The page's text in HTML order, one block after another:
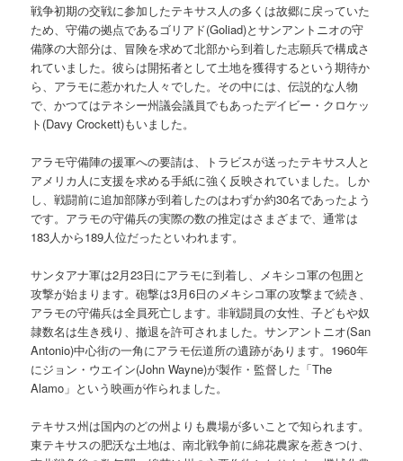
戦争初期の交戦に参加したテキサス人の多くは故郷に戻っていた
ため、守備の拠点であるゴリアド(Goliad)とサンアントニオの守
備隊の大部分は、冒険を求めて北部から到着した志願兵で構成さ
れていました。彼らは開拓者として土地を獲得するという期待か
ら、アラモに惹かれた人々でした。その中には、伝説的な人物
で、かつてはテネシー州議会議員でもあったデイビー・クロケッ
ト(Davy Crockett)もいました。
アラモ守備陣の援軍への要請は、トラビスが送ったテキサス人と
アメリカ人に支援を求める手紙に強く反映されていました。しか
し、戦闘前に追加部隊が到着したのはわずか約30名であったよう
です。アラモの守備兵の実際の数の推定はさまざまで、通常は
183人から189人位だったといわれます。
サンタアナ軍は2月23日にアラモに到着し、メキシコ軍の包囲と
攻撃が始まります。砲撃は3月6日のメキシコ軍の攻撃まで続き、
アラモの守備兵は全員死亡します。非戦闘員の女性、子どもや奴
隷数名は生き残り、撤退を許可されました。サンアントニオ(San
Antonio)中心街の一角にアラモ伝道所の遺跡があります。1960年
にジョン・ウエイン(John Wayne)が製作・監督した「The
Alamo」という映画が作られました。
テキサス州は国内のどの州よりも農場が多いことで知られます。
東テキサスの肥沃な土地は、南北戦争前に綿花農家を惹きつけ、